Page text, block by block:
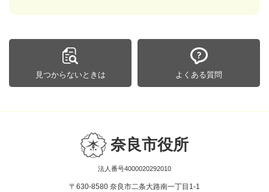
見つからないときは よくある質問
奈良市役所
法人番号4000020292010
〒630-8580 奈良市二条大路南一丁目1-1